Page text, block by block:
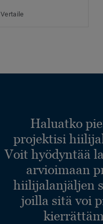
Vertaile
Haluatko
projektisi
Voit hyödyntää
arvioimaan
hiilijalanjäljen
joilla sitä voi